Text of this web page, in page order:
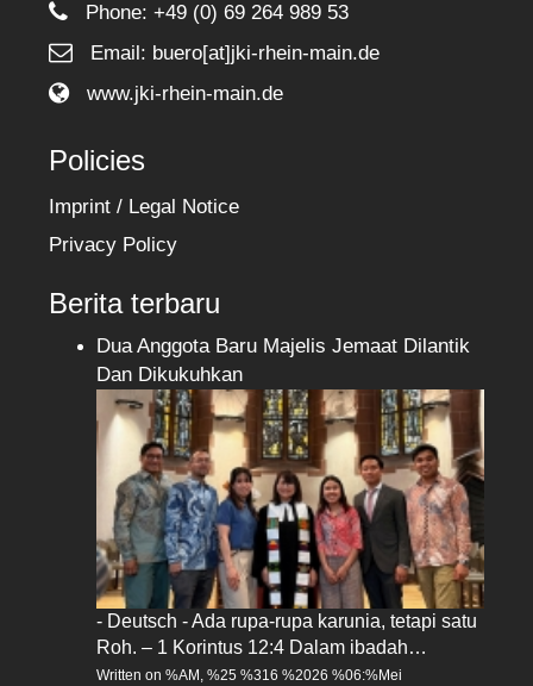
Phone:+49 (0) 69 264 989 53
Email: buero[at]jki-rhein-main.de
www.jki-rhein-main.de
Policies
Imprint / Legal Notice
Privacy Policy
Berita terbaru
Dua Anggota Baru Majelis Jemaat Dilantik
Dan Dikukuhkan
- Deutsch - Ada rupa-rupa karunia, tetapi satu
Roh. – 1 Korintus 12:4 Dalam ibadah…
Written on %AM, %25 %316 %2026 %06:%Mei